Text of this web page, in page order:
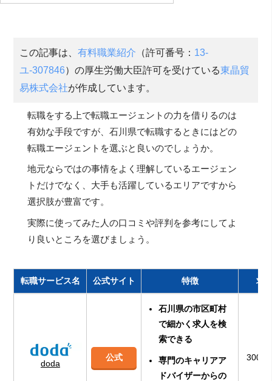
この記事は、有料職業紹介 （許可番号： 13-
ユ-307846）の厚生労働大臣許可を受けている東晶貿
易株式会社が作成しています。
転職をする上で転職エージェントの力を借りるのは
有効な手段ですが、石川県で転職するときにはどの
転職エージェントを選ぶと良いのでしょうか。
地元ならではの事情をよく理解しているエージェン
トだけでなく、大手も活躍しているエリアですから
選択肢が豊富です。
実際に使ってみた人の口コミや評判を参考にしてよ
り良いところを選びましょう。
転職サービス名 公式サイト 特徴 求
doda
公式
石川県の市区町村
で細かく求人を検
索できる
専門のキャリアア
ドバイザーからの
3000